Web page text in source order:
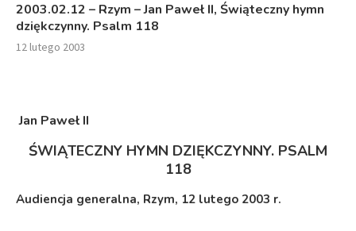
2003.02.12 – Rzym – Jan Paweł II, Świąteczny hymn
dziękczynny. Psalm 118
12 lutego 2003
Jan Paweł II
ŚWIĄTECZNY HYMN DZIĘKCZYNNY. PSALM
118
Audiencja generalna, Rzym, 12 lutego 2003 r.